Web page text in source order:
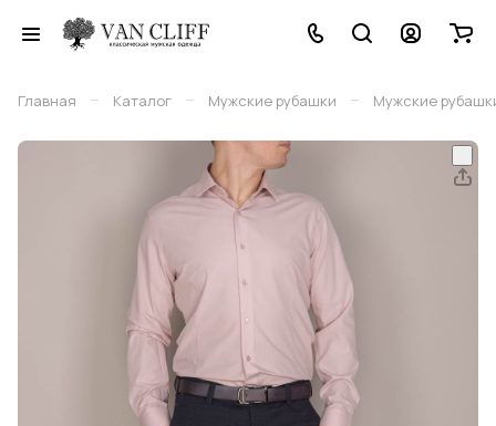
Главная – Каталог – Мужские рубашки – Мужские